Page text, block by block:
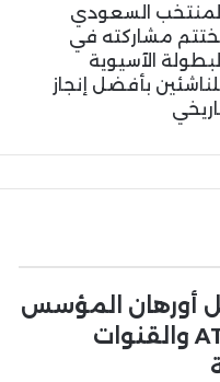
المنتخب السعودي
مشاركته في
البطولة الآسيوية
بأفضل إنجاز
أورهان المؤسس
الحلقة 13 على ATV والقنوات